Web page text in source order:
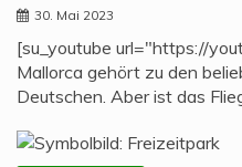
30. Mai 2023
[su_youtube url="https://
Mallorca gehört zu den
Deutschen. Aber ist das